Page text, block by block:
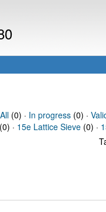
All(0) · In progress(0) ·
(0) · 15e Lattice Sieve (0) ·